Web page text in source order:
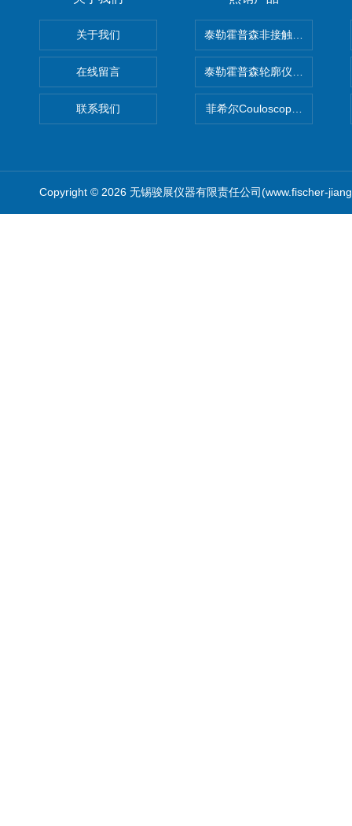
关于我们
在线留言
联系我们
泰勒霍普森非接触式轮廓仪
泰勒霍普森轮廓仪|TAYLOR
菲希尔Couloscope CMS2电
Copyright © 2026 无锡骏展仪器有限责任公司(www.fischer-